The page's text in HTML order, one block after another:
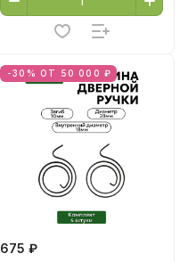
-30% ОТ 50 000 ₽
675 ₽